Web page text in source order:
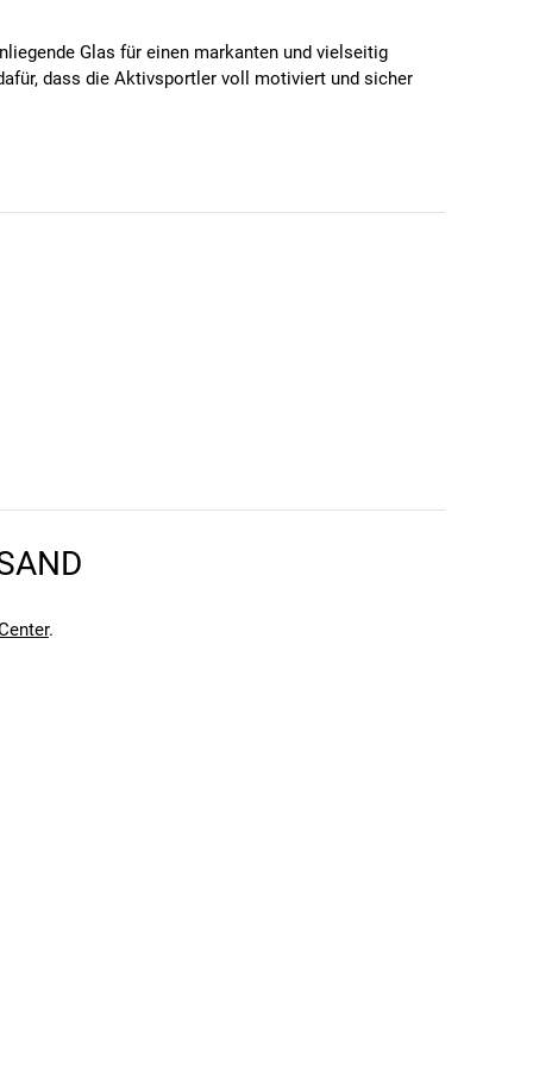
Glas für einen markanten und vielseitig
dass die Aktivsportler voll motiviert und sicher
zu verbessern.
sitzt.
kann. Einen Fehler gefunden?
.